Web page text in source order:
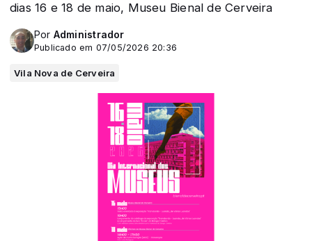
dias 16 e 18 de maio, Museu Bienal de Cerveira
Por Administrador
Publicado em 07/05/2026 20:36
Vila Nova de Cerveira